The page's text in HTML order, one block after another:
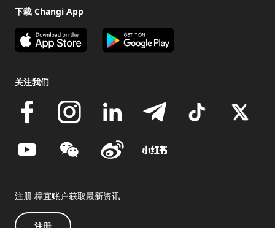
下载 Changi App
关注我们
注册 樟宜账户获取最新资讯